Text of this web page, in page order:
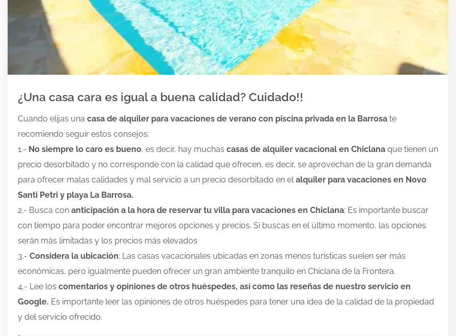
¿Una casa cara es igual a buena calidad? Cuidado!!
Cuando elijas una casa de alquiler para vacaciones de verano con piscina privada en la Barrosa te
recomiendo seguir estos consejos:
1.- No siempre lo caro es bueno, es decir, hay muchas casas de alquiler vacacional en Chiclana que tienen un
precio desorbitado y no corresponde con la calidad que ofrecen, es decir, se aprovechan de la gran demanda
para ofrecer malas calidades y mal servicio a un precio desorbitado en elalquiler para vacaciones en Novo
Santi Petri y playa La Barrosa.
2.- Busca con anticipación a la hora de reservar tu villa para vacaciones en Chiclana: Es importante buscar
con tiempo para poder encontrar mejores opciones y precios. Si buscas en el último momento, las opciones
serán más limitadas y los precios más elevados
3.- Considera la ubicación: Las casas vacacionales ubicadas en zonas menos turísticas suelen ser más
económicas, pero igualmente pueden ofrecer un gran ambiente tranquilo en Chiclana de la Frontera.
4.- Lee los comentarios y opiniones de otros huéspedes, así como las reseñas de nuestro servicio en
Google. Es importante leer las opiniones de otros huéspedes para tener una idea de la calidad de la propiedad
y del servicio ofrecido.